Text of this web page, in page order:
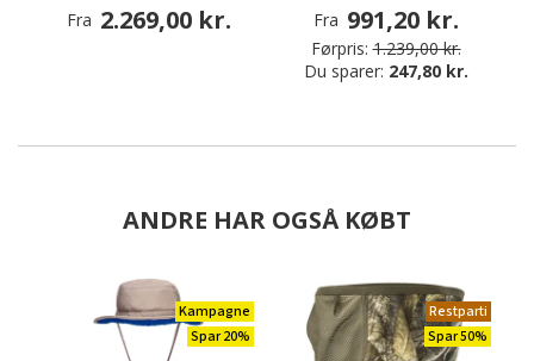
Fra 2.269,00 kr.
Fra 991,20 kr.
Førpris: 1.239,00 kr.
Du sparer: 247,80 kr.
ANDRE HAR OGSÅ KØBT
Kampagne
Spar 20%
Restparti
Spar 50%